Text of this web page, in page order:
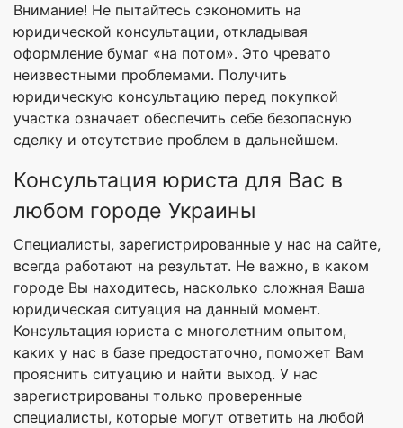
Внимание! Не пытайтесь сэкономить на
юридической консультации, откладывая
оформление бумаг «на потом». Это чревато
неизвестными проблемами. Получить
юридическую консультацию перед покупкой
участка означает обеспечить себе безопасную
сделку и отсутствие проблем в дальнейшем.
Консультация юриста для Вас в
любом городе Украины
Специалисты, зарегистрированные у нас на сайте,
всегда работают на результат. Не важно, в каком
городе Вы находитесь, насколько сложная Ваша
юридическая ситуация на данный момент.
Консультация юриста с многолетним опытом,
каких у нас в базе предостаточно, поможет Вам
прояснить ситуацию и найти выход. У нас
зарегистрированы только проверенные
специалисты, которые могут ответить на любой